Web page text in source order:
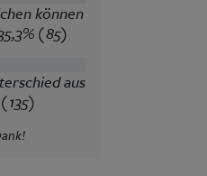
können
(85)
aus